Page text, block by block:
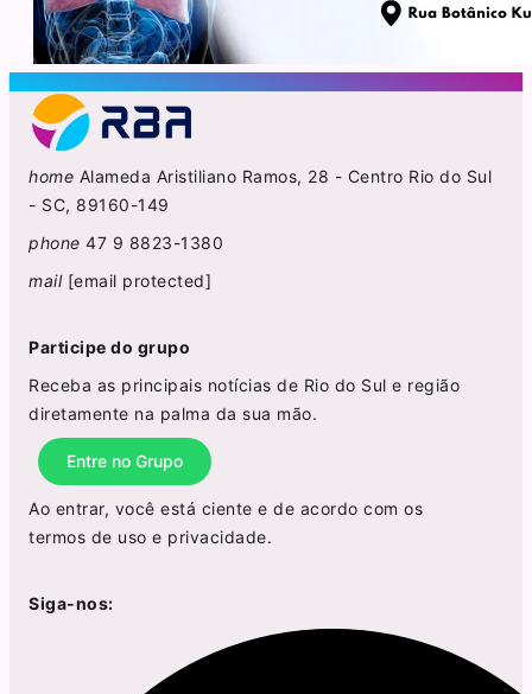
home Alameda Aristiliano Ramos, 28 - Centro Rio do Sul
- SC, 89160-149
phone 47 9 8823-1380
mail [email protected]
Participe do grupo
Receba as principais notícias de Rio do Sul e região
diretamente na palma da sua mão.
Entre no Grupo
Ao entrar, você está ciente e de acordo com os
termos de uso e privacidade.
Siga-nos: